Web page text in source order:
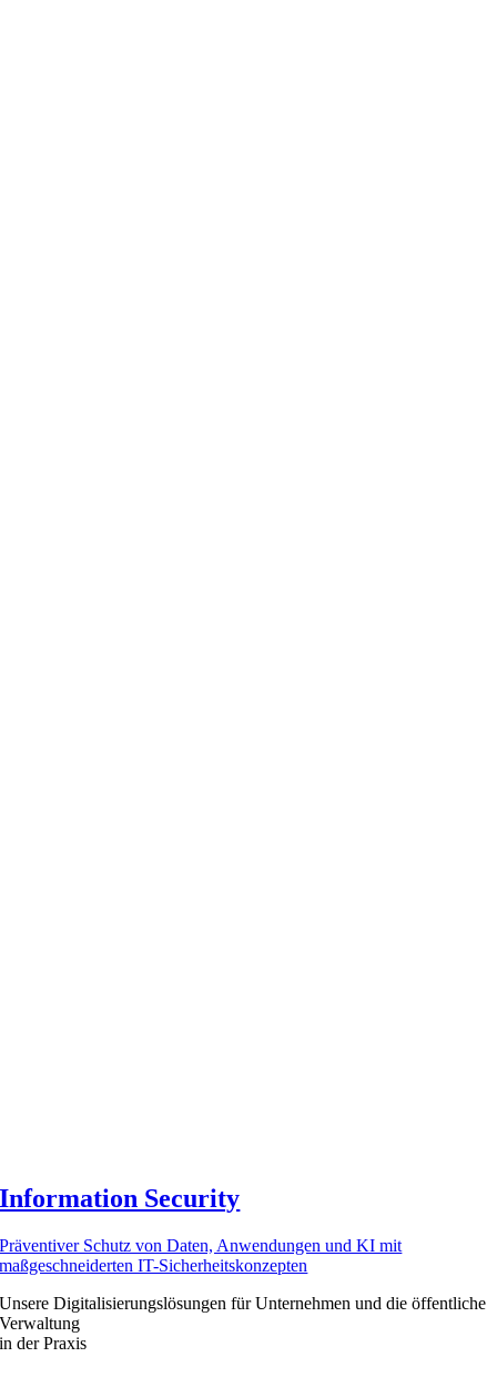
Information Security
Präventiver Schutz von Daten, Anwendungen und KI mit
maßgeschneiderten IT-Sicherheitskonzepten
Unsere Digitalisierungs­lösungen für Unternehmen und die öffentliche
Verwaltung
in der Praxis